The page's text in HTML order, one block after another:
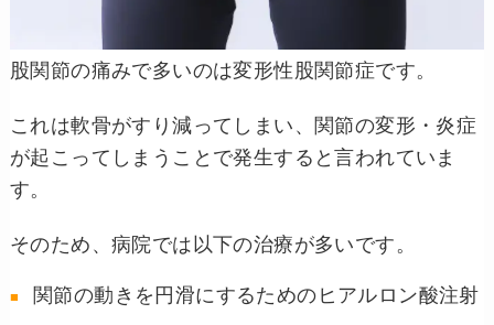
股関節の痛みで多いのは変形性股関節症です。
これは軟骨がすり減ってしまい、関節の変形・炎症
が起こってしまうことで発生すると言われていま
す。
そのため、病院では以下の治療が多いです。
関節の動きを円滑にするためのヒアルロン酸注射